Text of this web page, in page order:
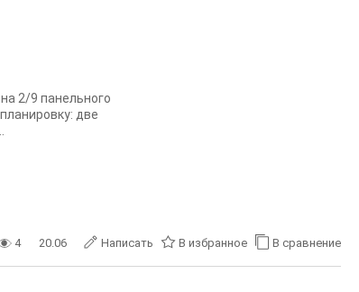
2/9 панельного
две
4 20.06 Написать В избранное В сравнение